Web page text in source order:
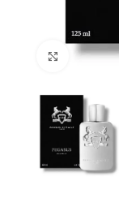
Click to